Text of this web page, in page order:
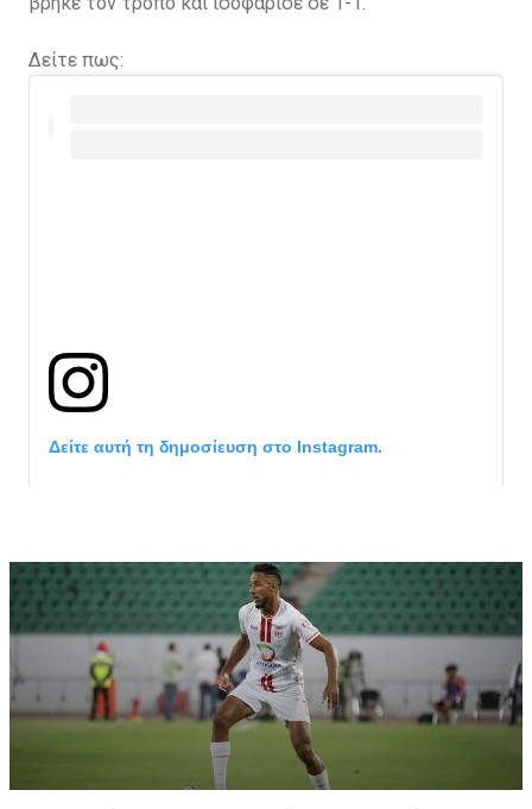
Δείτε πως:
Δείτε αυτή τη δημοσίευση στο Instagram.